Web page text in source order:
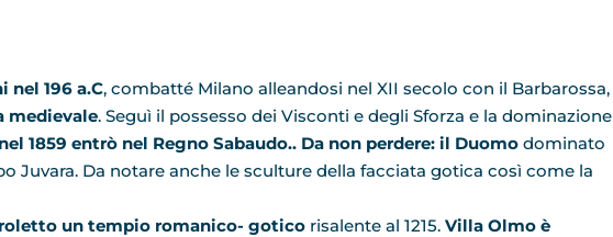
nel 196 a.C, combatté Milano alleandosi nel XII secolo con il Barbarossa,
medievale. Seguì il possesso dei Visconti e degli Sforza e la dominazione
nel 1859 entrò nel Regno Sabaudo.. Da non perdere: il Duomo dominato
Juvara. Da notare anche le sculture della facciata gotica così come la
un tempio romanico- gotico risalente al 1215. Villa Olmo è